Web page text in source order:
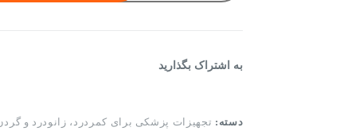
پیشرفته
به اشتراک بگذارید
دسته: تجهیزات پزشکی برای کمردرد، زانودرد و